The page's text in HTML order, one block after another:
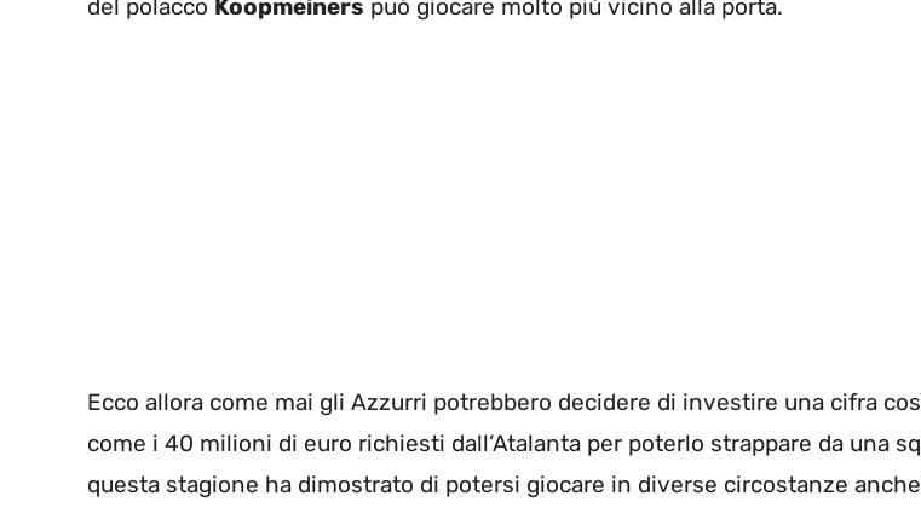
del polacco Koopmeiners può giocare molto più vicino alla porta.
Ecco allora come mai gli Azzurri potrebbero decidere di investire una cifra
come i 40 milioni di euro richiesti dall’Atalanta per poterlo strappare da una
questa stagione ha dimostrato di potersi giocare in diverse circostanze